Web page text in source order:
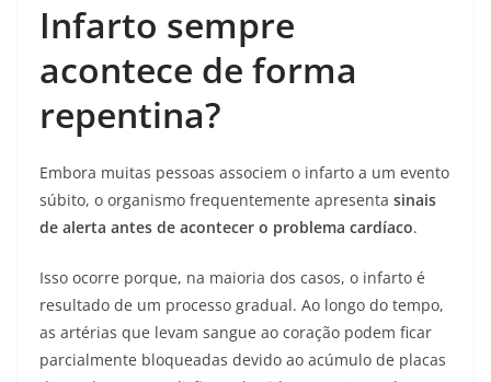
Infarto sempre
acontece de forma
repentina?
Embora muitas pessoas associem o infarto a um evento
súbito, o organismo frequentemente apresenta sinais
de alerta antes de acontecer o problema cardíaco.
Isso ocorre porque, na maioria dos casos, o infarto é
resultado de um processo gradual. Ao longo do tempo,
as artérias que levam sangue ao coração podem ficar
parcialmente bloqueadas devido ao acúmulo de placas